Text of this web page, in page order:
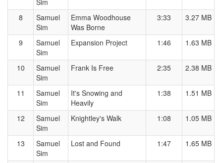
Sim
8
Samuel
Sim
Emma Woodhouse
Was Borne
3:33 3.27 MB
9
Samuel
Sim
Expansion Project 1:46 1.63 MB
10
Samuel
Sim
Frank Is Free 2:35 2.38 MB
11
Samuel
Sim
It's Snowing and
Heavily
1:38 1.51 MB
12
Samuel
Sim
Knightley's Walk 1:08 1.05 MB
13
Samuel
Sim
Lost and Found 1:47 1.65 MB